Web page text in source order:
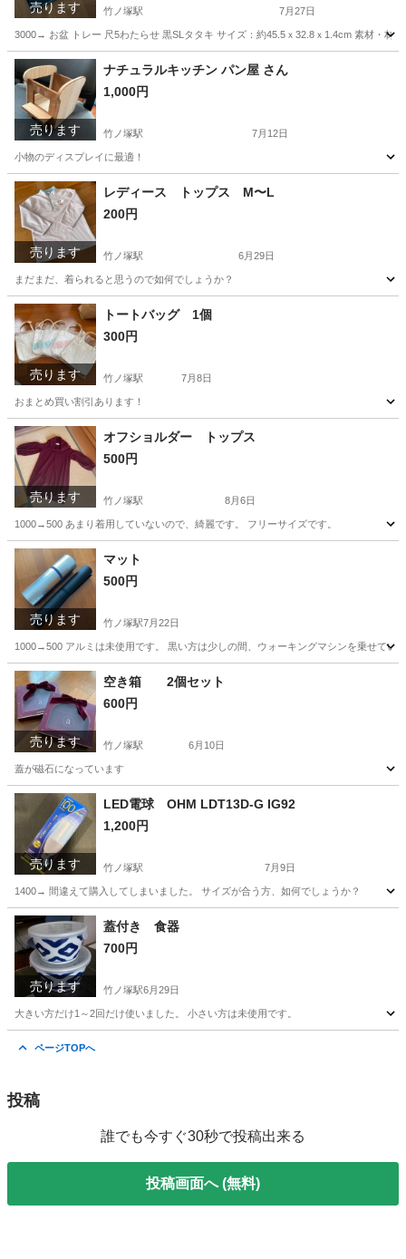
売ります 竹ノ塚駅 7月27日
3000→ お盆 トレー 尺5わたらせ 黒SLタタキ サイズ：約45.5ｘ32.8ｘ1.4cm 素材・材
東京 足立区 竹ノ塚駅 お盆
売ります
ナチュラルキッチン パン屋 さん
1,000円
竹ノ塚駅 7月12日
小物のディスプレイに最適！
東京 足立区 竹ノ塚駅 その他
売ります
レディース トップス M〜L
200円
竹ノ塚駅 6月29日
まだまだ、着られると思うので如何でしょうか？
東京 足立区 竹ノ塚駅 トレーナー
売ります
トートバッグ 1個
300円
竹ノ塚駅 7月8日
おまとめ買い割引あります！
東京 足立区 バッグ
売ります
オフショルダー トップス
500円
竹ノ塚駅 8月6日
1000→500 あまり着用していないので、綺麗です。 フリーサイズです。
東京 足立区 竹ノ塚駅
売ります
マット
500円
竹ノ塚駅7月22日
1000→500 アルミは未使用です。 黒い方は少しの間、ウォーキングマシンを乗せてい
東京 足立区 竹ノ塚駅 その他
売ります
空き箱 2個セット
600円
竹ノ塚駅 6月10日
蓋が磁石になっています
東京 足立区 竹ノ塚駅
売ります
LED電球 OHM LDT13D-G IG92
1,200円
竹ノ塚駅 7月9日
1400→ 間違えて購入してしまいました。 サイズが合う方、如何でしょうか？
東京 足立区 竹ノ塚駅 ヘアケア
売ります
蓋付き 食器
700円
竹ノ塚駅6月29日
大きい方だけ1～2回だけ使いました。 小さい方は未使用です。
ページTOPへ
投稿
誰でも今すぐ30秒で投稿出来る
投稿画面へ (無料)